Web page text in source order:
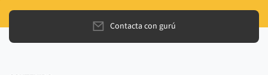
Contacta con gurú